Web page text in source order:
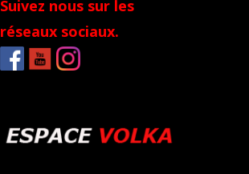
Suivez nous sur les
réseaux sociaux.